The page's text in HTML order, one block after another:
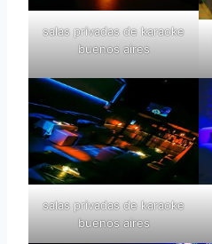
salas privadas de karaoke
buenos aires
salas privadas de karaoke
buenos aires